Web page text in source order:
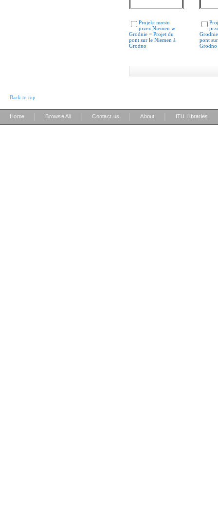
Projekt mostu
przez Niemen w
Grodnie = Projet du
pont sur le Niemen à
Grodno
pont
Grodno
Back to top
Home Browse All Contact us About ITU Libraries